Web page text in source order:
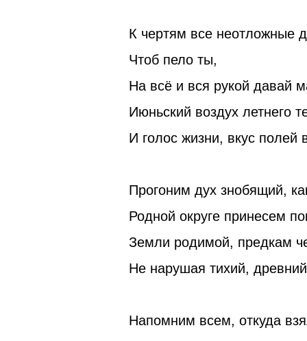
К чертям все неотложные
Чтоб пело ты,
На всё и вся рукой давай
Июньский воздух летнего
И голос жизни, вкус полей
Прогоним дух знобящий,
Родной округе принесем
Земли родимой, предкам
Не нарушая тихий,
Напомним всем, откуда